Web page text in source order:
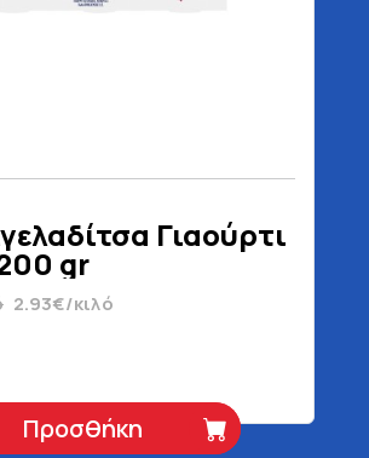
Γιαούρτι
gr
2.93€/κιλό
Προσθήκη